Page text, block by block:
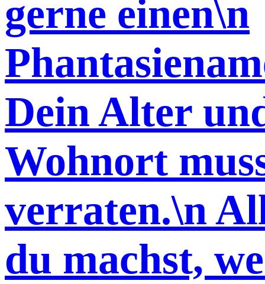
gerne einen\n
Dein Alter
Wohnort
verraten.\n
du machst,